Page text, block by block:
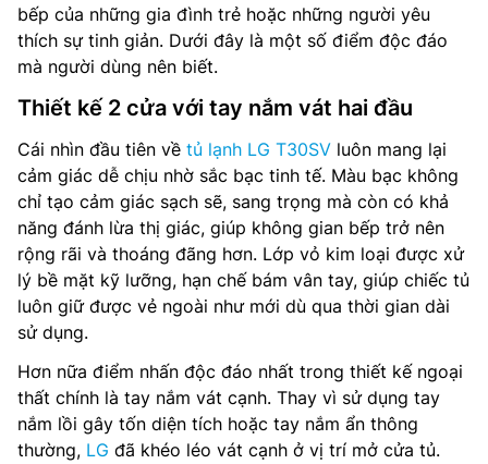
bếp của những gia đình trẻ hoặc những người yêu
thích sự tinh giản. Dưới đây là một số điểm độc đáo
mà người dùng nên biết.
Thiết kế 2 cửa với tay nắm vát hai đầu
Cái nhìn đầu tiên về tủ lạnh LG T30SV luôn mang lại
cảm giác dễ chịu nhờ sắc bạc tinh tế. Màu bạc không
chỉ tạo cảm giác sạch sẽ, sang trọng mà còn có khả
năng đánh lừa thị giác, giúp không gian bếp trở nên
rộng rãi và thoáng đãng hơn. Lớp vỏ kim loại được xử
lý bề mặt kỹ lưỡng, hạn chế bám vân tay, giúp chiếc tủ
luôn giữ được vẻ ngoài như mới dù qua thời gian dài
sử dụng.
Hơn nữa điểm nhấn độc đáo nhất trong thiết kế ngoại
thất chính là tay nắm vát cạnh. Thay vì sử dụng tay
nắm lồi gây tốn diện tích hoặc tay nắm ẩn thông
thường, LG đã khéo léo vát cạnh ở vị trí mở cửa tủ.